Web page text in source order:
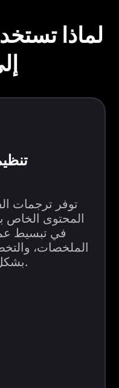
لماذا
توفر ترجمات
المحتوى الخاص
في تبسيط
الملخصات،
بشكل أكثر فعالية.